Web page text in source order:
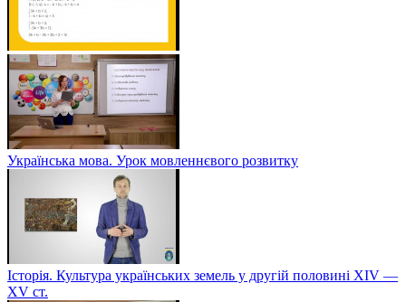
Українська мова. Урок мовленнєвого розвитку
Історія. Культура українських земель у другій половині XIV —
XV ст.